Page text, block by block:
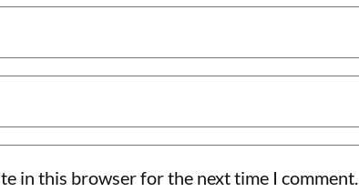
in this browser for the next time I comment.